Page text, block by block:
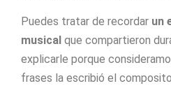
Puedes tratar de recordar un
musical que compartieron
explicarle porque
frases la escribió el